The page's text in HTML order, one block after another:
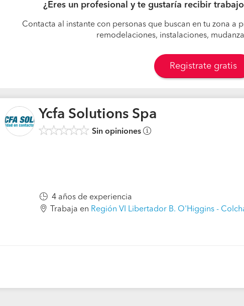
¿Eres un profesional y te gustaría recibir
Contacta al instante con personas que buscan en tu zona a
remodelaciones, instalaciones,
Registrate gratis
Ycfa Solutions Spa
Sin opiniones
4 años de experiencia
Trabaja en Región VI Libertador B. O'Higgins -